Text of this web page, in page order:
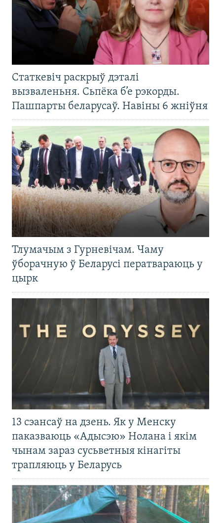
Статкевіч раскрыў дэталі
вызваленьня. Сьпёка б’е рэкорды.
Пашпарты беларусаў. Навіны 6 жніўня
Тлумачым з Гурневічам. Чаму
ўборачную ў Беларусі ператвараюць у
цырк
13 сэансаў на дзень. Як у Менску
паказваюць «Адысэю» Нолана і якім
чынам зараз сусьветныя кінагіты
трапляюць у Беларусь